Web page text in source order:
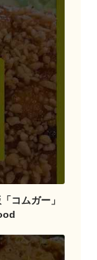
コムガー」